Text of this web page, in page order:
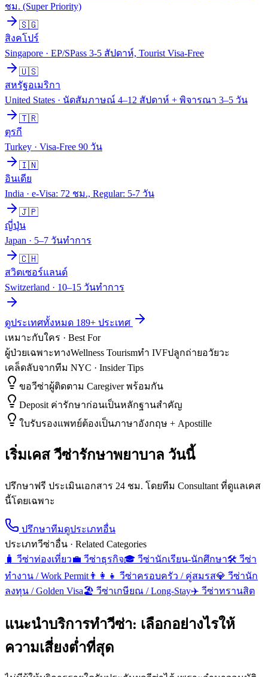
ชม. (Super Priority)
🇸🇬
สิงคโปร์
Singapore · EP/SPass 3-5 สัปดาห์, Tourist Visa-Free
🇺🇸
สหรัฐอเมริกา
United States · นัดสัมภาษณ์ 4–12 สัปดาห์ + พิจารณา 3–5 วัน
🇹🇷
ตุรกี
Turkey · Visa-Free 90 วัน
🇮🇳
อินเดีย
India · e-Visa: 72 ชม., Regular: 5-7 วัน
🇯🇵
ญี่ปุ่น
Japan · 5–7 วันทำการ
🇨🇭
สวิตเซอร์แลนด์
Switzerland · 10–15 วันทำการ
ดูประเทศทั้งหมด 189+ ประเทศ
เหมาะกับใคร · Best For
ผู้ป่วยเฉพาะทางWellness Tourismทำ IVFปลูกถ่ายอวัยวะ
เคล็ดลับจากทีม NYC · Insider Tips
ขอวีซ่าผู้ติดตาม Caregiver พร้อมกัน
Deposit ค่ารักษาก่อนเป็นหลักฐานสำคัญ
ใบรับรองแพทย์ต้องเป็นภาษาอังกฤษ + Apostille
เริ่มเคสวีซ่ารักษาพยาบาล วันนี้
ปรึกษาฟรี ประเมินเอกสาร 24 ชม. โดยทีม Consultant ที่ดูแลเคส
นี้โดยเฉพาะ
ปรึกษาทีมดูประเภทอื่น
ประเภทวีซ่าอื่น · Related Categories
🧳 วีซ่าท่องเที่ยว💼 วีซ่าธุรกิจ🎓 วีซ่านักเรียน-นักศึกษา🛠️ วีซ่า
ทำงาน / Work Permit 👨‍👩‍👧 วีซ่าครอบครัว / คู่สมรส💎 วีซ่านัก
ลงทุน / Golden Visa🏖️ วีซ่าเกษียณ / Long-Stay✈️ วีซ่าทรานสิต
แนะนำบริการทำวีซ่า: เลือกอย่างไรให้
ความเสี่ยงต่ำที่สุด